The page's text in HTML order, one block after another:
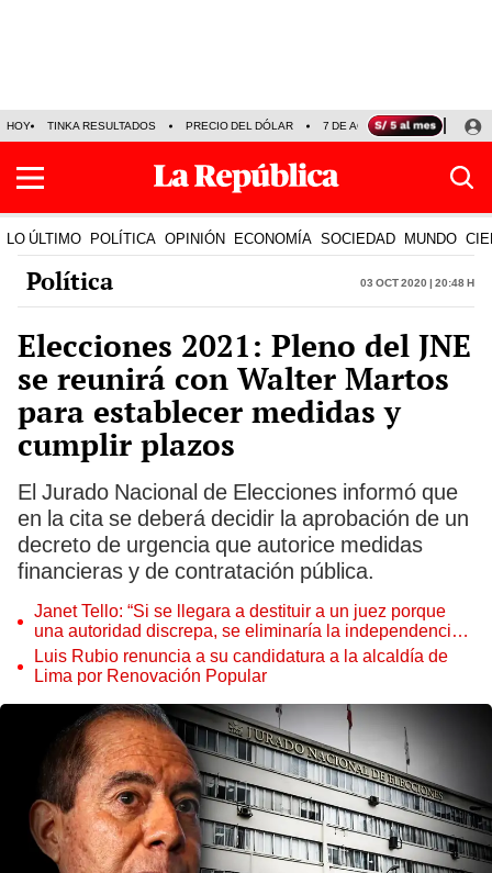
HOY TINKA RESULTADOS PRECIO DEL DÓLAR 7 DE AGOSTO OLLANTA
LO ÚLTIMO POLÍTICA OPINIÓN ECONOMÍA SOCIEDAD MUNDO
Política 03 Oct 2020 | 20:48 h
Elecciones 2021: Pleno del JNE
se reunirá con Walter Martos
para establecer medidas y
cumplir plazos
El Jurado Nacional de Elecciones informó que
en la cita se deberá decidir la aprobación de un
decreto de urgencia que autorice medidas
financieras y de contratación pública.
Janet Tello: “Si se llegara a destituir a un juez porque
una autoridad discrepa, se eliminaría la independencia
judicial”
Luis Rubio renuncia a su candidatura a la alcaldía de
Lima por Renovación Popular